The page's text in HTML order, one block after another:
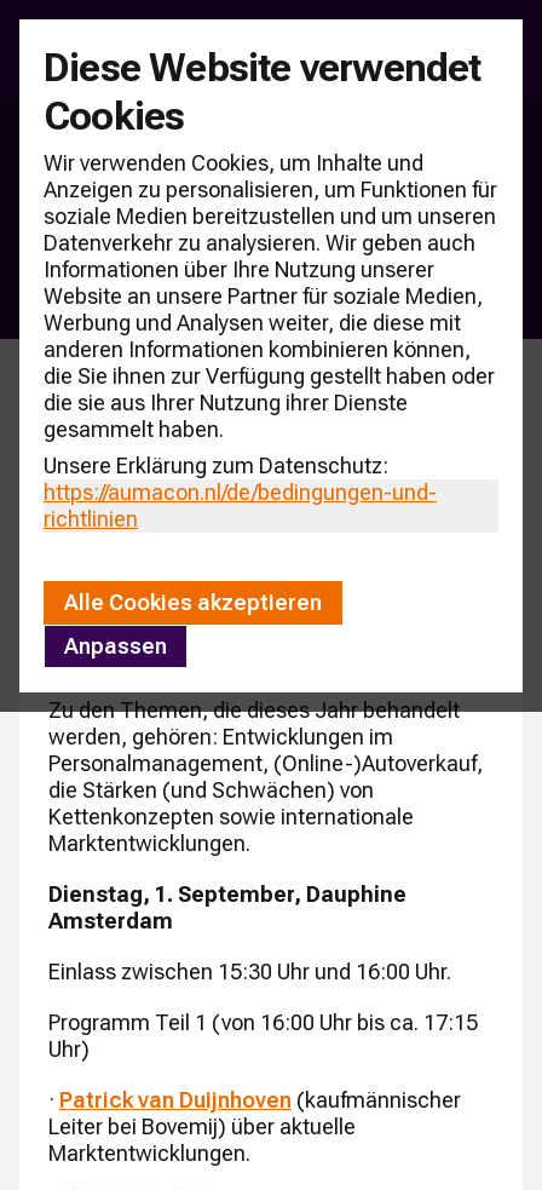
Diese Website verwendet
Cookies
Wir verwenden Cookies, um Inhalte und
Anzeigen zu personalisieren, um Funktionen für
soziale Medien bereitzustellen und um unseren
Datenverkehr zu analysieren. Wir geben auch
Informationen über Ihre Nutzung unserer
Website an unsere Partner für soziale Medien,
Werbung und Analysen weiter, die diese mit
anderen Informationen kombinieren können,
die Sie ihnen zur Verfügung gestellt haben oder
die sie aus Ihrer Nutzung ihrer Dienste
gesammelt haben.
Unsere Erklärung zum Datenschutz:
https://aumacon.nl /de/bedingungen-und-
richtlinien
Alle Cookies akzeptieren
Anpassen
Nationales Garagenkonzept-
Event 2026
Die 16. Ausgabe der AUMACON Garageformule Top-40 für
den niederländischen Markt wird am Dienstag, dem 1.
September 2026, im Dauphine Amsterdam vorgestellt.
Der jährliche Treffpunkt
der wichtigsten
Autohausketten
Möchten Sie dabei sein?Melden Sie sich hier
an!
Zu den Themen, die dieses Jahr behandelt
werden, gehören: Entwicklungen im
Personalmanagement, (Online-)Autoverkauf,
die Stärken (und Schwächen) von
Kettenkonzepten sowie internationale
Marktentwicklungen.
Dienstag, 1. September, Dauphine
Amsterdam
Einlass zwischen 15:30 Uhr und 16:00 Uhr.
Programm Teil 1 (von 16:00 Uhr bis ca. 17:15
Uhr)
· Patrick van Duijnhoven (kaufmännischer
Leiter bei Bovemij) über aktuelle
Marktentwicklungen.